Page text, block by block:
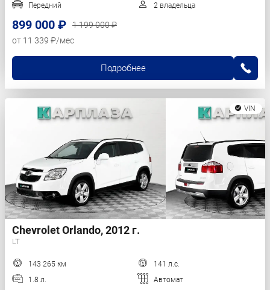
Передний
2 владельца
899 000 ₽
1 199 000 ₽
от 11 339 ₽/мес
Подробнее
VIN
Chevrolet Orlando, 2012 г.
LT
143 265 км
141 л.с.
1.8 л.
Автомат